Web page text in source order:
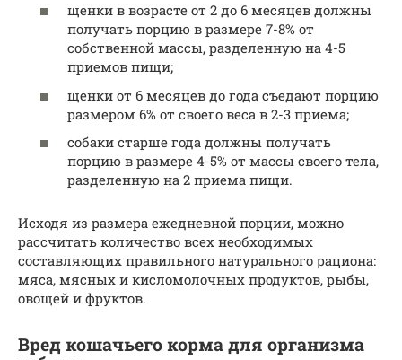
щенки в возрасте от 2 до 6 месяцев должны
получать порцию в размере 7-8% от
собственной массы, разделенную на 4-5
приемов пищи;
щенки от 6 месяцев до года съедают порцию
размером 6% от своего веса в 2-3 приема;
собаки старше года должны получать
порцию в размере 4-5% от массы своего тела,
разделенную на 2 приема пищи.
Исходя из размера ежедневной порции, можно
рассчитать количество всех необходимых
составляющих правильного натурального рациона:
мяса, мясных и кисломолочных продуктов, рыбы,
овощей и фруктов.
Вред кошачьего корма для организма